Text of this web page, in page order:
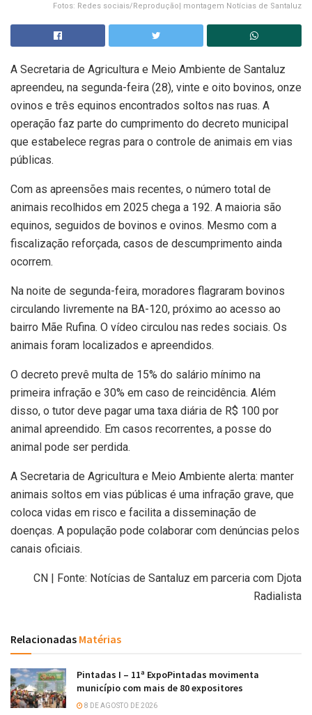
Fotos: Redes sociais/Reprodução| montagem Notícias de Santaluz
A Secretaria de Agricultura e Meio Ambiente de Santaluz
apreendeu, na segunda-feira (28), vinte e oito bovinos, onze
ovinos e três equinos encontrados soltos nas ruas. A
operação faz parte do cumprimento do decreto municipal
que estabelece regras para o controle de animais em vias
públicas.
Com as apreensões mais recentes, o número total de
animais recolhidos em 2025 chega a 192. A maioria são
equinos, seguidos de bovinos e ovinos. Mesmo com a
fiscalização reforçada, casos de descumprimento ainda
ocorrem.
Na noite de segunda-feira, moradores flagraram bovinos
circulando livremente na BA-120, próximo ao acesso ao
bairro Mãe Rufina. O vídeo circulou nas redes sociais. Os
animais foram localizados e apreendidos.
O decreto prevê multa de 15% do salário mínimo na
primeira infração e 30% em caso de reincidência. Além
disso, o tutor deve pagar uma taxa diária de R$ 100 por
animal apreendido. Em casos recorrentes, a posse do
animal pode ser perdida.
A Secretaria de Agricultura e Meio Ambiente alerta: manter
animais soltos em vias públicas é uma infração grave, que
coloca vidas em risco e facilita a disseminação de
doenças. A população pode colaborar com denúncias pelos
canais oficiais.
CN | Fonte: Notícias de Santaluz em parceria com Djota
Radialista
Relacionadas Matérias
Pintadas I – 11ª ExpoPintadas movimenta
município com mais de 80 expositores
8 DE AGOSTO DE 2026